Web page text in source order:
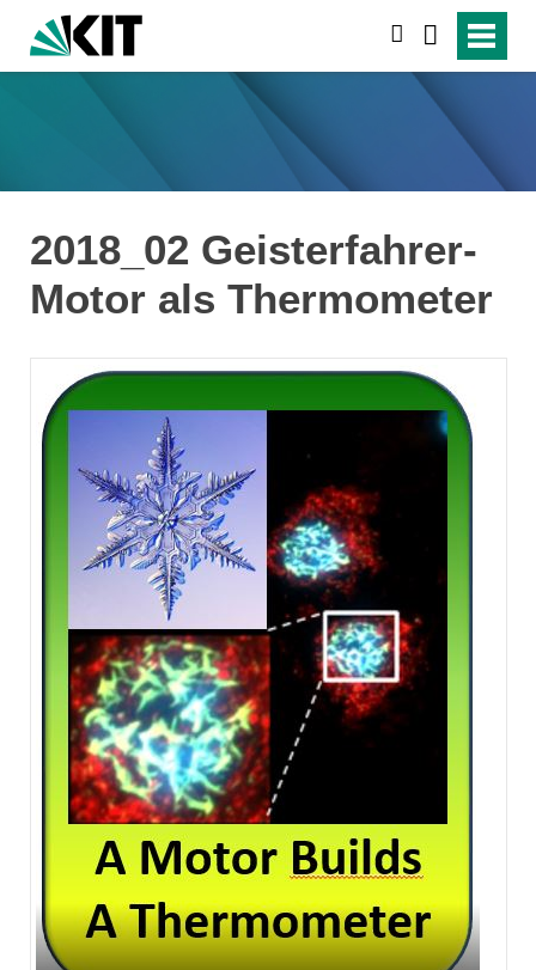
2018_02 Geisterfahrer-
Motor als Thermometer